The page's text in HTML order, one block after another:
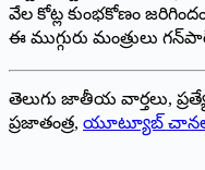
వేల కోట్ల కుంభకోణం
ఈ ముగ్గురు మంత్రులు
తెలుగు జాతీయ వార్తలు,
ప్రజాతంత్ర, యూట్యూబ్